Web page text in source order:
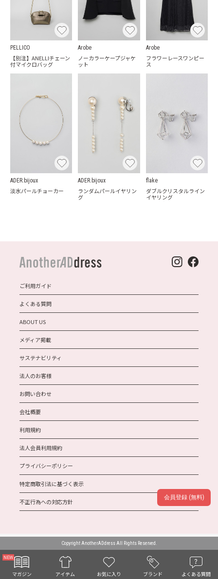
PELLICO
【別注】ANELLIチェーン
付マイクロバッグ
Arobe
ノーカラーケープジャケ
ット
Arobe
フラワーレースワンピー
ス
ADER.bijoux
淡水パールチョーカー
ADER.bijoux
ランダムパールイヤリン
グ
flake
ダブルクリスタルライン
イヤリング
ご利用ガイド
よくある質問
ABOUT US
メディア掲載
サステナビリティ
法人のお客様
お問い合わせ
会社概要
利用規約
法人会員利用規約
プライバシーポリシー
特定商取引法に基づく表示
不正行為への対応方針
Copyright AnotherADdress All Rights Reserved.
マガジン アイテム お気に入り ブランド よくある質問
会員登録 (無料)